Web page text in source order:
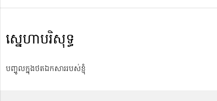
ស្នេហាបរិសុទ្ធ
បញ្ចូលក្នុងថតឯកសាររបស់ខ្ញុំ